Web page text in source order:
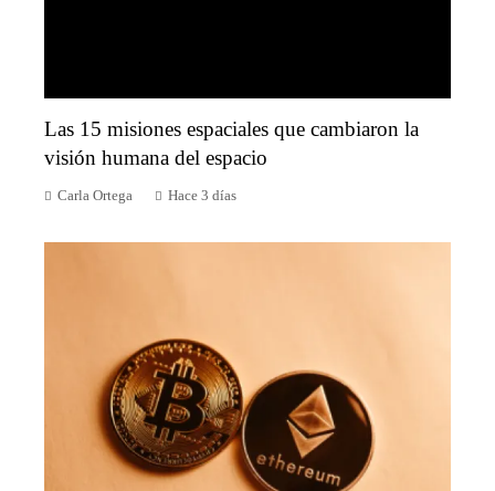
Las 15 misiones espaciales que cambiaron la
visión humana del espacio
Carla Ortega Hace 3 días